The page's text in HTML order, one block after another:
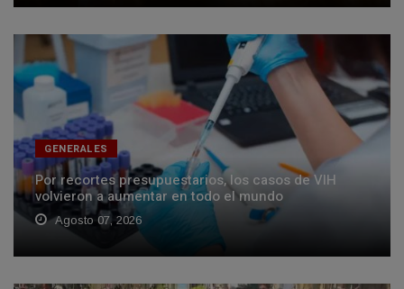
GENERALES
Por recortes presupuestarios, los casos de VIH
volvieron a aumentar en todo el mundo
Agosto 07, 2026